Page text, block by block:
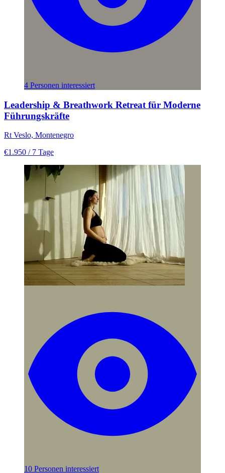
4 Personen interessiert
Leadership & Breathwork Retreat für Moderne
Führungskräfte
Rt Veslo, Montenegro
€1.950 / 7 Tage
10 Personen interessiert